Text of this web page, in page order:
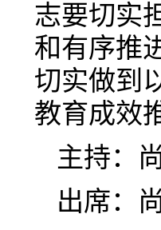
志要切实
和有序推
切实做到
教育成效
主持：
出席：